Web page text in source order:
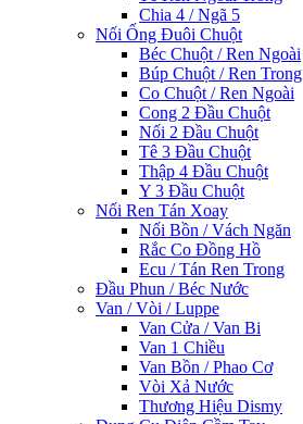
Chia 4 / Ngã 5
Nối Ống Đuôi Chuột
Béc Chuột / Ren Ngoài
Búp Chuột / Ren Trong
Co Chuột / Ren Ngoài
Cong 2 Đầu Chuột
Nối 2 Đầu Chuột
Tê 3 Đầu Chuột
Thập 4 Đầu Chuột
Y 3 Đầu Chuột
Nối Ren Tán Xoay
Nối Bồn / Vách Ngăn
Rắc Co Đồng Hồ
Ecu / Tán Ren Trong
Đầu Phun / Béc Nước
Van / Vòi / Luppe
Van Cửa / Van Bi
Van 1 Chiều
Van Bồn / Phao Cơ
Vòi Xả Nước
Thương Hiệu Dismy